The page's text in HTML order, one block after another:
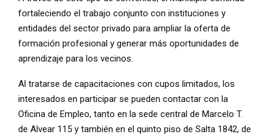
fortaleciendo el trabajo conjunto con instituciones y
entidades del sector privado para ampliar la oferta de
formación profesional y generar más oportunidades de
aprendizaje para los vecinos.
Al tratarse de capacitaciones con cupos limitados, los
interesados en participar se pueden contactar con la
Oficina de Empleo, tanto en la sede central de Marcelo T.
de Alvear 115 y también en el quinto piso de Salta 1842, de